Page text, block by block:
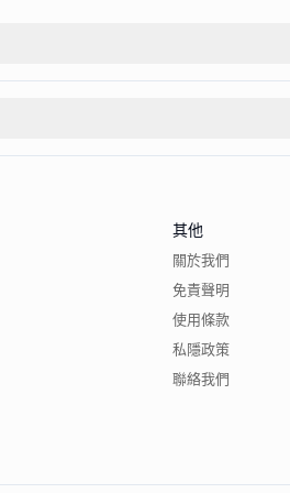
其他
關於我們
免責聲明
使用條款
私隱政策
聯絡我們